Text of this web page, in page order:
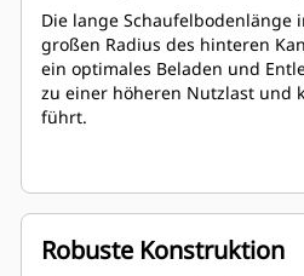
Die lange Schaufelbodenlänge
großen Radius des hinteren
ein optimales Beladen und
zu einer höheren Nutzlast und
führt.
Robuste Konstruktion